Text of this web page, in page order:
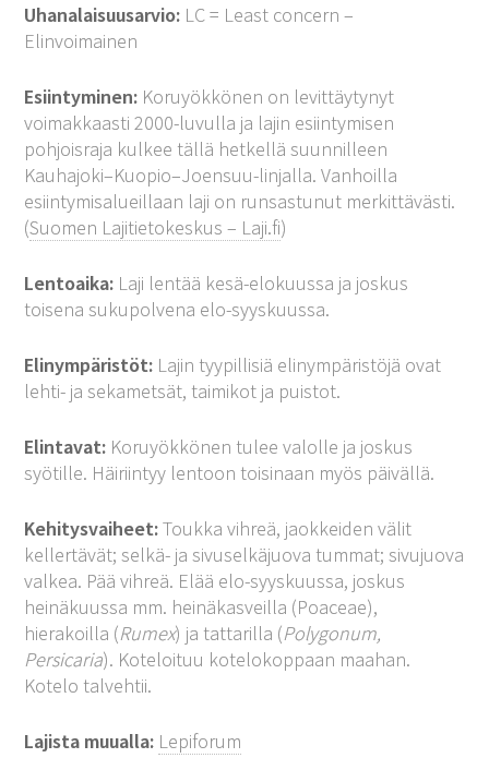
Uhanalaisuusarvio: LC = Least concern –
Elinvoimainen
Esiintyminen: Koruyökkönen on levittäytynyt
voimakkaasti 2000-luvulla ja lajin esiintymisen
pohjoisraja kulkee tällä hetkellä suunnilleen
Kauhajoki–Kuopio–Joensuu-linjalla. Vanhoilla
esiintymisalueillaan laji on runsastunut merkittävästi.
(Suomen Lajitietokeskus – Laji.fi)
Lentoaika: Laji lentää kesä-elokuussa ja joskus
toisena sukupolvena elo-syyskuussa.
Elinympäristöt: Lajin tyypillisiä elinympäristöjä ovat
lehti- ja sekametsät, taimikot ja puistot.
Elintavat: Koruyökkönen tulee valolle ja joskus
syötille. Häiriintyy lentoon toisinaan myös päivällä.
Kehitysvaiheet:Toukka vihreä, jaokkeiden välit
kellertävät; selkä- ja sivuselkäjuova tummat; sivujuova
valkea. Pää vihreä. Elää elo-syyskuussa, joskus
heinäkuussa mm. heinäkasveilla (Poaceae),
hierakoilla (Rumex) ja tattarilla (Polygonum,
Persicaria). Koteloituu kotelokoppaan maahan.
Kotelo talvehtii.
Lajista muualla: Lepiforum